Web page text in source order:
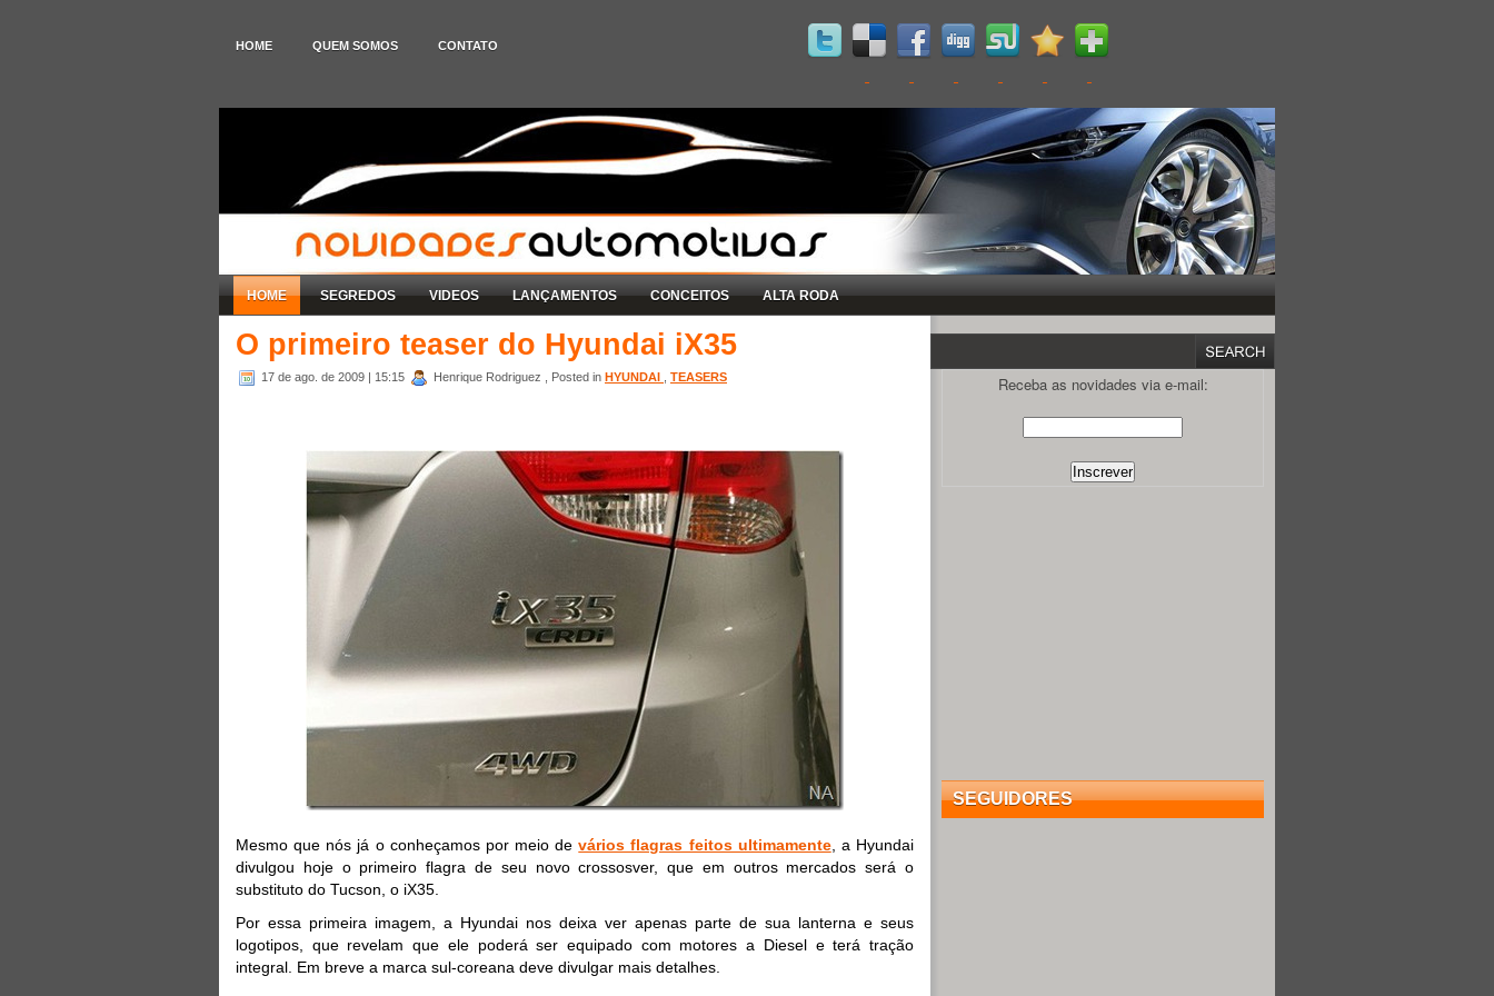
HOME QUEM SOMOS CONTATO
HOME SEGREDOS VIDEOS LANÇAMENTOS CONCEITOS ALTA RODA
O primeiro teaser do Hyundai iX35
17 de ago. de 2009 | 15:15 Henrique Rodriguez , Posted in HYUNDAI TEASERS
Mesmo que nós já o conheçamos por meio devários flagras feitos ultimamente, a Hyundai
divulgou hoje o primeiro flagra de seu novo crossosver, que em outros mercados será o
substituto do Tucson, o iX35.
Por essa primeira imagem, a Hyundai nos deixa ver apenas parte de sua lanterna e seus
logotipos, que revelam que ele poderá ser equipado com motores a Diesel e terá tração
integral. Em breve a marca sul-coreana deve divulgar mais detalhes.
Receba as novidades via e-mail:
SEGUIDORES